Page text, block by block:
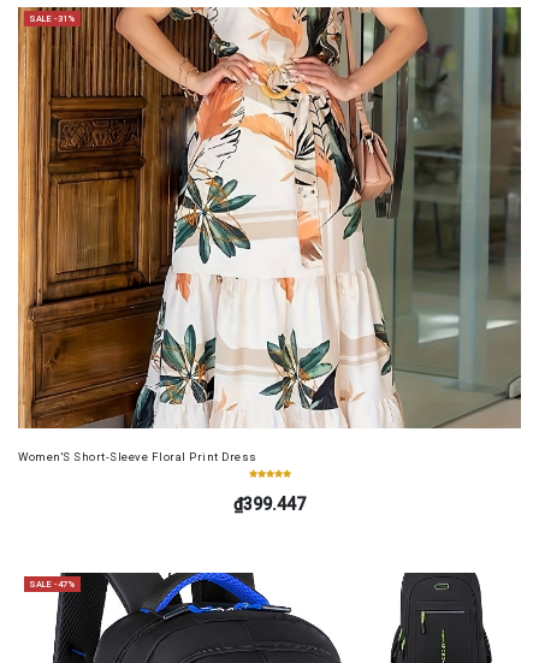
SALE -31%
Women'S Short-Sleeve Floral Print Dress
₫399.447
SALE -47%